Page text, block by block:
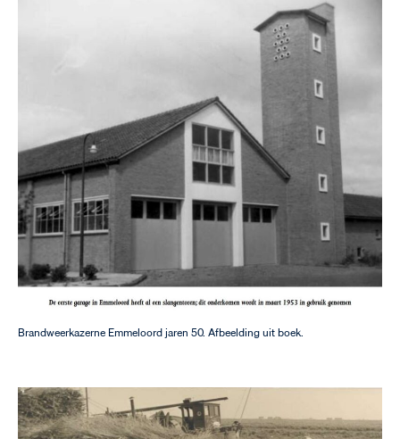
Brandweerkazerne Emmeloord jaren 50. Afbeelding uit boek.